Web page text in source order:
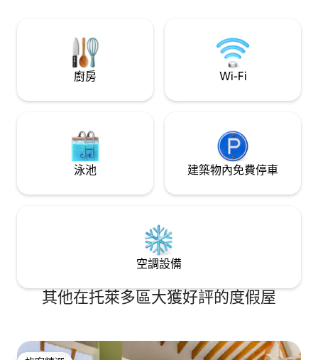
酒吧和當地景點僅 300 碼（約 274 公
廚房 Wi-Fi
泳池 建築物內免費停車
空調設備
其他在托萊多區大獲好評的度假屋